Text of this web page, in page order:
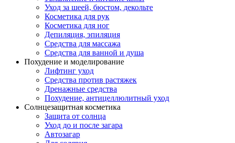
Уход за шеей, бюстом, декольте
Косметика для рук
Косметика для ног
Депиляция, эпиляция
Средства для массажа
Средства для ванной и душа
Похудение и моделирование
Лифтинг уход
Средства против растяжек
Дренажные средства
Похудение, антицеллюлитный уход
Солнцезащитная косметика
Защита от солнца
Уход до и после загара
Автозагар